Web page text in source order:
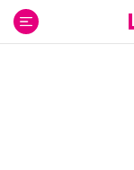
contenido